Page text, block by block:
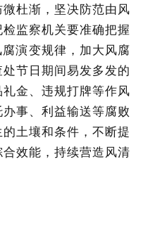
杜渐，坚决防范由风
监察机关要准确把握
演变规律，加大风腐
节日期间易发多发的
金、违规打牌等作风
事、利益输送等腐败
土壤和条件，不断提
效能，持续营造风清